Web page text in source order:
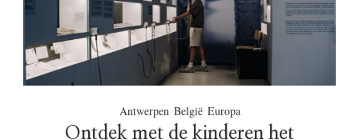
Antwerpen België Europa
Ontdek met de kinderen het